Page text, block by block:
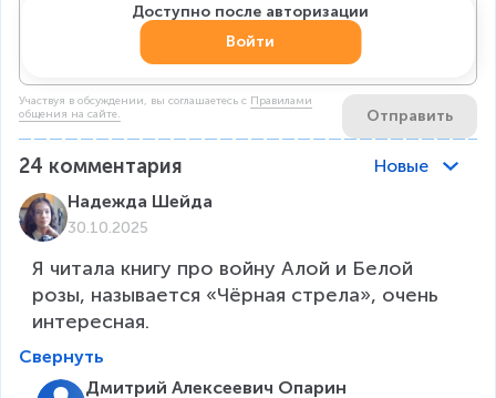
Участвуя в обсуждении, вы соглашаетесь c Правилами
общения на сайте.
Отправить
Доступно после авторизации
Войти
24 комментария
Новые
Надежда Шейда
30.10.2025
Я читала книгу про войну Алой и Белой
розы, называется «Чёрная стрела», очень
интересная.
Свернуть
Дмитрий Алексеевич Опарин